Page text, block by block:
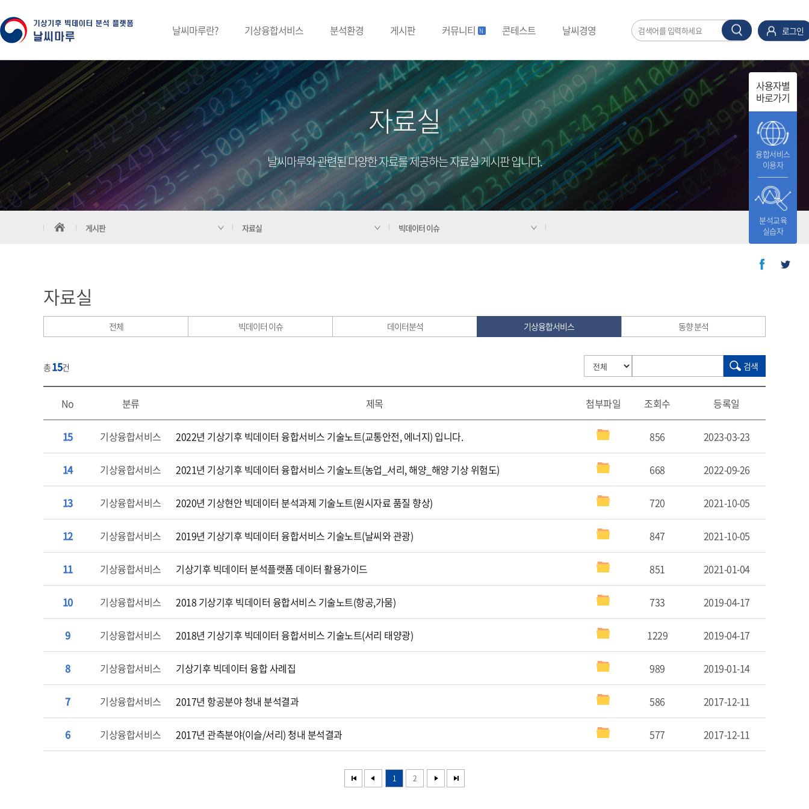
날씨마루란? 기상융합서비스 분석환경 게시판 커뮤니티 N 콘테스트 날씨경영 로그인
사용자별
바로가기
융합서비스
이용자
분석교육
실습자
자료실
날씨마루와 관련된 다양한 자료를 제공하는 자료실 게시판 입니다.
게시판 자료실 빅데이터 이슈
자료실
전체 빅데이터 이슈 데이터분석 기상융합서비스 동향 분석
총15건 검색
No 분류 제목 첨부파일 조회수 등록일
15 기상융합서비스 2022년 기상기후 빅데이터 융합서비스 기술노트(교통안전, 에너지) 입니다. 856 2023-03-23
14 기상융합서비스 2021년 기상기후 빅데이터 융합서비스 기술노트(농업_서리, 해양_해양 기상 위험도) 668 2022-09-26
13 기상융합서비스 2020년 기상현안 빅데이터 분석과제 기술노트(원시자료 품질 향상) 720 2021-10-05
12 기상융합서비스 2019년 기상기후 빅데이터 융합서비스 기술노트(날씨와 관광) 847 2021-10-05
11 기상융합서비스 기상기후 빅데이터 분석플랫폼 데이터 활용가이드 851 2021-01-04
10 기상융합서비스 2018 기상기후 빅데이터 융합서비스 기술노트(항공,가뭄) 733 2019-04-17
9 기상융합서비스 2018년 기상기후 빅데이터 융합서비스 기술노트(서리 태양광) 1229 2019-04-17
8 기상융합서비스 기상기후 빅데이터 융합 사례집 989 2019-01-14
7 기상융합서비스 2017년 항공분야 청내 분석결과 586 2017-12-11
6 기상융합서비스 2017년 관측분야(이슬/서리) 청내 분석결과 577 2017-12-11
1 2